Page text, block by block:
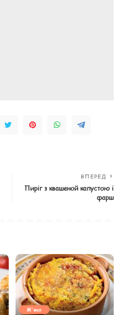
ВПЕРЕД
Пиріг з квашеной капустою і
фарш
М'ясо